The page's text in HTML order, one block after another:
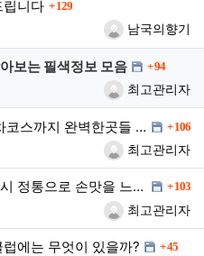
립니다 댓글
129
등록자남국의향기
보는 필색정보 모음 댓글
94
등록자최고관리자
다낭 가라오케 탑5 저녁이후 2차코스까지 완벽한곳들 소… 댓글
106
등록자최고관리자
다낭 맥심스파 시그니처 스웨디시 정통으로 손맛을 느껴보… 댓글
103
등록자최고관리자
에는 무엇이 있을까? 댓글
45